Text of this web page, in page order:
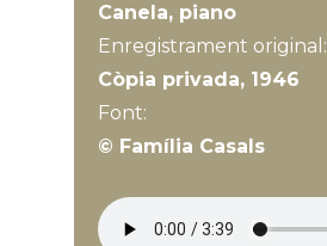
Canela, piano
Enregistrament original:
Còpia privada, 1946
Font:
© Família Casals